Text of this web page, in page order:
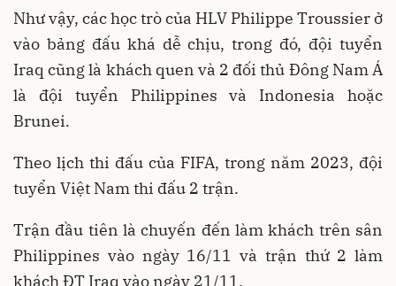
Như vậy, các học trò của HLV Philippe Troussier ở
vào bảng đấu khá dễ chịu, trong đó, đội tuyển
Iraq cũng là khách quen và 2 đối thủ Đông Nam Á
là đội tuyển Philippines và Indonesia hoặc
Brunei.
Theo lịch thi đấu của FIFA, trong năm 2023, đội
tuyển Việt Nam thi đấu 2 trận.
Trận đầu tiên là chuyến đến làm khách trên sân
Philippines vào ngày 16/11 và trận thứ 2 làm
khách ĐT Iraq vào ngày 21/11.